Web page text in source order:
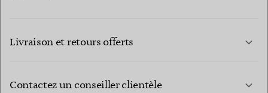
Livraison et retours offerts
Contactez un conseiller clientèle